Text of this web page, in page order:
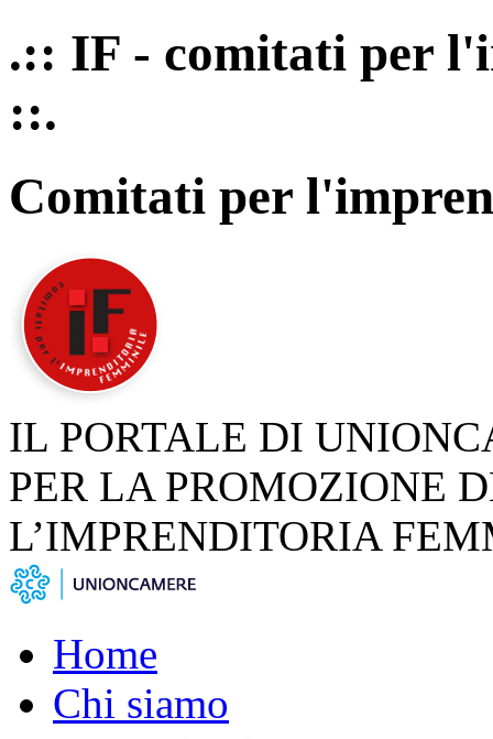
.:: IF - comitati per
::.
Comitati per
IL PORTALE DI
PER LA PROMOZIONE
L’IMPRENDITORIA
Home
Chi siamo